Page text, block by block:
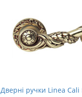
Дверні ручки Linea Cali